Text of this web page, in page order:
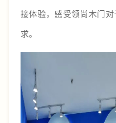
接体验，感受领尚木门
求。